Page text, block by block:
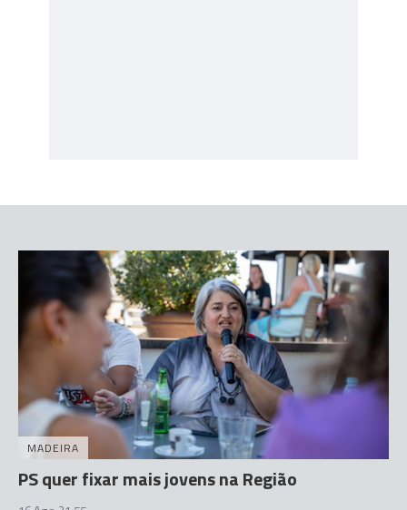
MADEIRA
PS quer fixar mais jovens na Região